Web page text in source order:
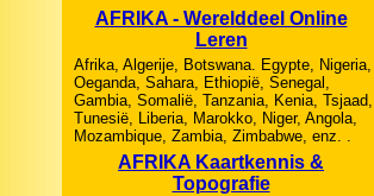
AFRIKA - Werelddeel Online
Leren
Afrika, Algerije, Botswana. Egypte, Nigeria,
Oeganda, Sahara, Ethiopië, Senegal,
Gambia, Somalië, Tanzania, Kenia, Tsjaad,
Tunesië, Liberia, Marokko, Niger, Angola,
Mozambique, Zambia, Zimbabwe, enz. .
AFRIKA Kaartkennis &
Topografie